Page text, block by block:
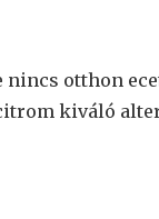
otthon
kiváló